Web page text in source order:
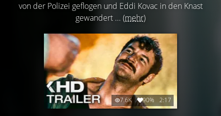
von der Polizei geflogen und Eddi Kovac in den Knast
gewandert ... (mehr)
7.6K 90% 2:17